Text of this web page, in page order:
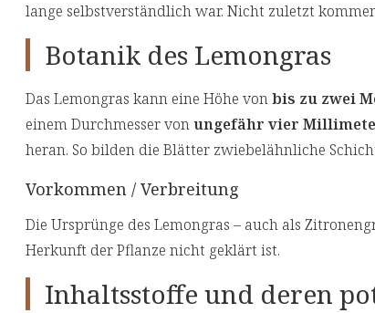
lange selbstverständlich war. Nicht zuletzt
Botanik des Lemongras
Das Lemongras kann eine Höhe vonbis zu zwei
einem Durchmesser vonungefähr vier
heran. So bilden die Blätter zwiebelähnliche
Vorkommen / Verbreitung
Die Ursprünge des Lemongras – auch als
Herkunft der Pflanze nicht geklärt ist.
Inhaltsstoffe und deren